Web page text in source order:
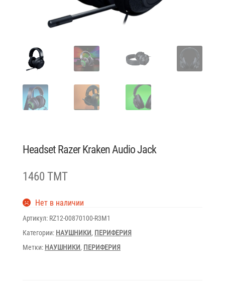
Headset Razer Kraken Audio Jack
1460 TMT
Нет в наличии
Артикул: RZ12-00870100-R3M1
Категории: НАУШНИКИ, ПЕРИФЕРИЯ
Метки: НАУШНИКИ, ПЕРИФЕРИЯ